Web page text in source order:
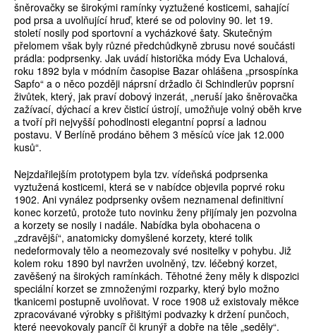
šněrovačky se širokými ramínky vyztužené kosticemi, sahající
pod prsa a uvolňující hruď, které se od poloviny 90. let 19.
století nosily pod sportovní a vycházkové šaty. Skutečným
přelomem však byly různé předchůdkyně zbrusu nové součásti
prádla: podprsenky. Jak uvádí historička módy Eva Uchalová,
roku 1892 byla v módním časopise Bazar ohlášena „prsospínka
Sapfo“ a o něco později náprsní držadlo či Schindlerův poprsní
živůtek, který, jak praví dobový inzerát, „neruší jako šněrovačka
zažívací, dýchací a krev čisticí ústrojí, umožňuje volný oběh krve
a tvoří při nejvyšší pohodlnosti elegantní poprsí a ladnou
postavu. V Berlíně prodáno během 3 měsíců více jak 12.000
kusů“.
Nejzdařilejším prototypem byla tzv. vídeňská podprsenka
vyztužená kosticemi, která se v nabídce objevila poprvé roku
1902. Ani vynález podprsenky ovšem neznamenal definitivní
konec korzetů, protože tuto novinku ženy přijímaly jen pozvolna
a korzety se nosily i nadále. Nabídka byla obohacena o
„zdravější“, anatomicky domyšlené korzety, které tolik
nedeformovaly tělo a neomezovaly své nositelky v pohybu. Již
kolem roku 1890 byl navržen uvolněný, tzv. léčebný korzet,
zavěšený na širokých ramínkách. Těhotné ženy měly k dispozici
speciální korzet se zmnoženými rozparky, který bylo možno
tkanicemi postupně uvolňovat. V roce 1908 už existovaly měkce
zpracovávané výrobky s přišitými podvazky k držení punčoch,
které neevokovaly pancíř či krunýř a dobře na těle „seděly“.